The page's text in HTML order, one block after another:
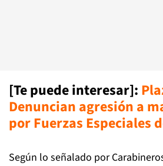
[Te puede interesar]:
Denuncian agresión a
por Fuerzas Especiales
Según lo señalado por